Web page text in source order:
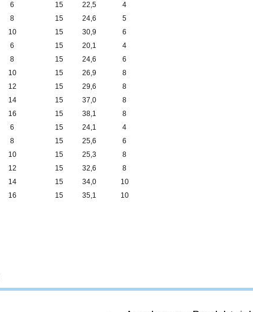
6 15 22,5
4
8 15 24,6
5
10 15 30,9
6
6 15 20,1
4
8 15 24,6
6
10 15 26,9
8
12 15 29,6
8
14 15 37,0
8
16 15 38,1
8
6 15 24,1
4
8 15 25,6
6
10 15 25,3
8
12 15 32,6
8
14 15 34,0
10
16 15 35,1 10